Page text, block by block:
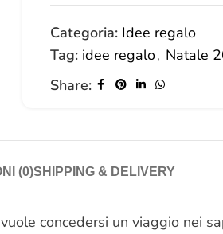
Categoria: Idee regalo
Tag: idee regalo, Natale
Share:
(0)SHIPPING & DELIVERY
concedersi un viaggio nei